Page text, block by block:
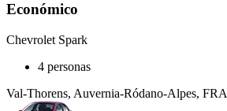
Económico
Chevrolet Spark
4 personas
Val-Thorens, Auvernia-Ródano-Alpes, FRA